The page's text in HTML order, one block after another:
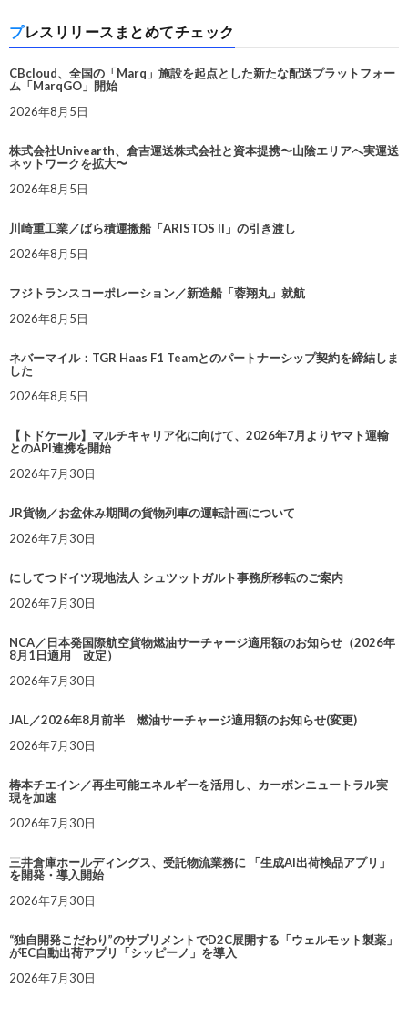
プレスリリースまとめてチェック
CBcloud、全国の「Marq」施設を起点とした新たな配送プラットフォー
ム「MarqGO」開始
2026年8月5日
株式会社Univearth、倉吉運送株式会社と資本提携〜山陰エリアへ実運送
ネットワークを拡大〜
2026年8月5日
川崎重工業／ばら積運搬船「ARISTOS II」の引き渡し
2026年8月5日
フジトランスコーポレーション／新造船「蓉翔丸」就航
2026年8月5日
ネバーマイル：TGR Haas F1 Teamとのパートナーシップ契約を締結しま
した
2026年8月5日
【トドケール】マルチキャリア化に向けて、2026年7月よりヤマト運輸
とのAPI連携を開始
2026年7月30日
JR貨物／お盆休み期間の貨物列車の運転計画について
2026年7月30日
にしてつドイツ現地法人 シュツットガルト事務所移転のご案内
2026年7月30日
NCA／日本発国際航空貨物燃油サーチャージ適用額のお知らせ（2026年
8月1日適用 改定）
2026年7月30日
JAL／2026年8月前半 燃油サーチャージ適用額のお知らせ(変更)
2026年7月30日
椿本チエイン／再生可能エネルギーを活用し、カーボンニュートラル実
現を加速
2026年7月30日
三井倉庫ホールディングス、受託物流業務に 「生成AI出荷検品アプリ」
を開発・導入開始
2026年7月30日
“独自開発こだわり”のサプリメントでD2C展開する「ウェルモット製薬」
がEC自動出荷アプリ「シッピーノ」を導入
2026年7月30日